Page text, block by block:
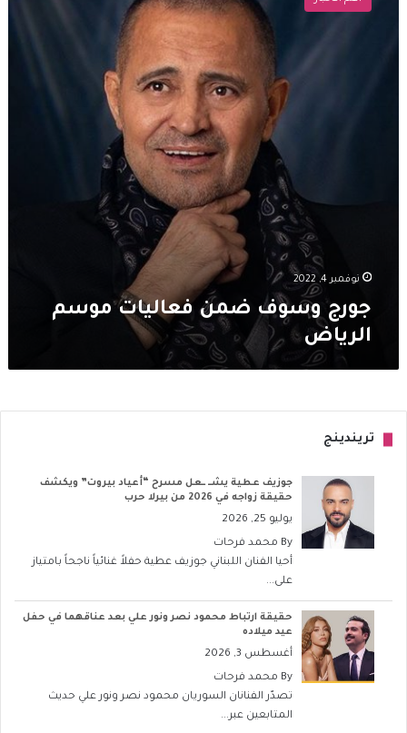
ضمن
نوفمبر 4, 2022
جورج وسوف ضمن فعاليات موسم
الرياض
تريندينج
جوزيف عطية يشــ ــعل مسرح “أعياد بيروت” ويكشف
حقيقة زواجه في 2026 من بيرلا حرب
يوليو 25, 2026
By محمد فرحات
أحيا الفنان اللبناني جوزيف عطية حفلاً غنائياً ناجحاً بامتياز
على...
حقيقة ارتباط محمود نصر ونور علي بعد عناقهما في حفل
عيد ميلاده
أغسطس 3, 2026
By محمد فرحات
تصدّر الفنانان السوريان محمود نصر ونور علي حديث
المتابعين عبر...